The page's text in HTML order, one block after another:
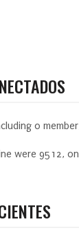
0
were 9512,